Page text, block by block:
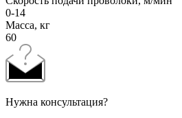
0-14
Масса, кг
60
Нужна консультация?